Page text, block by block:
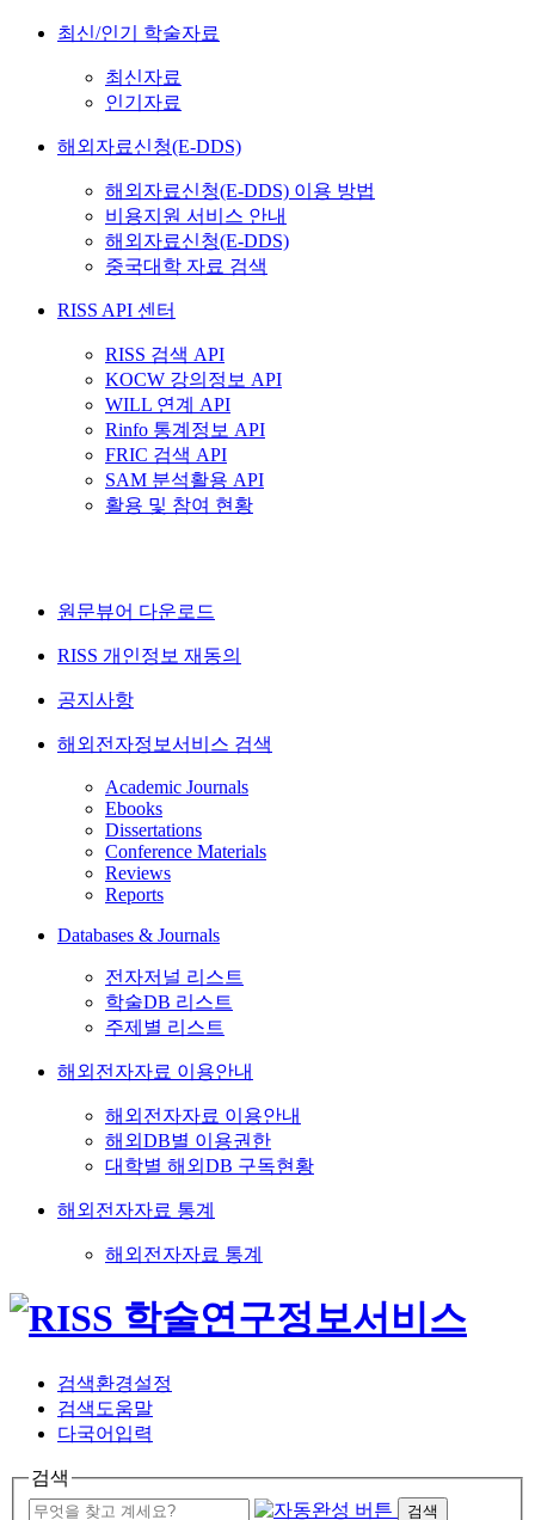
최신/인기 학술자료
최신자료
인기자료
해외자료신청(E-DDS)
해외자료신청(E-DDS) 이용 방법
비용지원 서비스 안내
해외자료신청(E-DDS)
중국대학 자료 검색
RISS API 센터
RISS 검색 API
KOCW 강의정보 API
WILL 연계 API
Rinfo 통계정보 API
FRIC 검색 API
SAM 분석활용 API
활용 및 참여 현황
원문뷰어 다운로드
RISS 개인정보 재동의
공지사항
해외전자정보서비스 검색
Academic Journals
Ebooks
Dissertations
Conference Materials
Reviews
Reports
Databases & Journals
전자저널 리스트
학술DB 리스트
주제별 리스트
해외전자자료 이용안내
해외전자자료 이용안내
해외DB별 이용권한
대학별 해외DB 구독현황
해외전자자료 통계
해외전자자료 통계
검색환경설정
검색도움말
다국어입력
검색
검색